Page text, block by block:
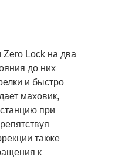
Lock на два
до них
и быстро
маховик,
при
также
к